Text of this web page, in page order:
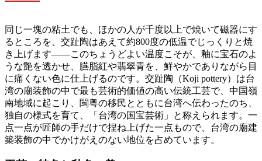
同じ一塊の粘土でも、ほかの人が千度以上で焼いて磁器にす
るところを、交趾陶はあえて約800度の低温でじっくりと焼
き上げます——このちょうどよい温度こそが、釉に宝石のよ
うな艶を透かせ、臙脂紅や翡翠青を、鮮やかでありながら目
に痛くない色に仕上げるのです。交趾陶（Koji pottery）は台
湾の廟装飾の中で最も芸術的価値の高い伝統工芸で、中国嶺
南地域に起こり、閩粤の移民とともに台湾へ伝わったのち、
独自の様式を育て、「台湾の国宝芸術」と称えられます。一
点一点が匠師の手だけで捏ね上げた一点もので、台湾の廟建
築装飾の中でかけがえのない地位を占めています。